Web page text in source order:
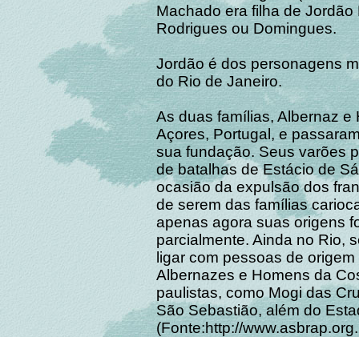
Machado era filha de
Rodrigues ou Domingues.
Jordão é dos personagens
do Rio de Janeiro.
As duas famílias, Albernaz e
Açores, Portugal, e
sua fundação. Seus varões
de batalhas de Estácio de
ocasião da expulsão dos
de serem das famílias
apenas agora suas origens
parcialmente. Ainda no Rio,
ligar com pessoas de
Albernazes e Homens da
paulistas, como Mogi das
São Sebastião, além do
(Fonte:http://